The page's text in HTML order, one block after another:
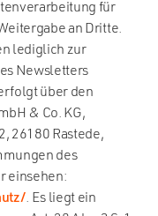
für
an Dritte.
lediglich zur
Newsletters
über den
& Co. KG,
26180 Rastede,
des
einsehen:
. Es liegt ein